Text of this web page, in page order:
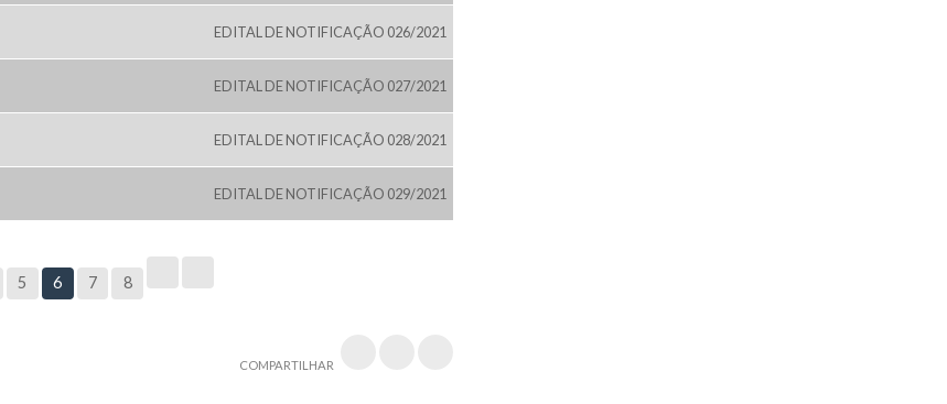
EDITAL DE NOTIFICAÇÃO 026/2021
EDITAL DE NOTIFICAÇÃO 027/2021
EDITAL DE NOTIFICAÇÃO 028/2021
EDITAL DE NOTIFICAÇÃO 029/2021
5 6 7 8
COMPARTILHAR